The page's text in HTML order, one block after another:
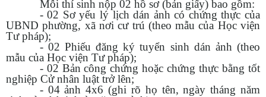
Mỗi thí sinh nộp 02 hồ sơ (bản giấy) bao gồm:
- 02 Sơ yếu lý lịch dán ảnh có chứng thực của
UBND phường, xã nơi cư trú (theo mẫu của Học viện
Tư pháp);
- 02 Phiếu đăng ký tuyển sinh dán ảnh (theo
mẫu của Học viện Tư pháp);
- 02 Bản công chứng hoặc chứng thực bằng tốt
nghiệp Cử nhân luật trở lên;
- 04 ảnh 4x6 (ghi rõ họ tên, ngày tháng năm